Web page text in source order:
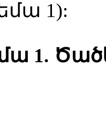
1):
1.